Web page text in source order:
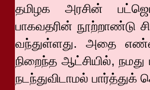
தமிழக அரசின்
பாகவதரின் நூற்றாண்டு
வந்துள்ளது. அதை
நிறைந்த ஆட்சியில்,
நடந்துவிடாமல்